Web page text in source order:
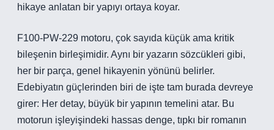
hikaye anlatan bir yapıyı ortaya koyar.
F100-PW-229 motoru, çok sayıda küçük ama kritik
bileşenin birleşimidir. Aynı bir yazarın sözcükleri gibi,
her bir parça, genel hikayenin yönünü belirler.
Edebiyatın güçlerinden biri de işte tam burada devreye
girer: Her detay, büyük bir yapının temelini atar. Bu
motorun işleyişindeki hassas denge, tıpkı bir romanın